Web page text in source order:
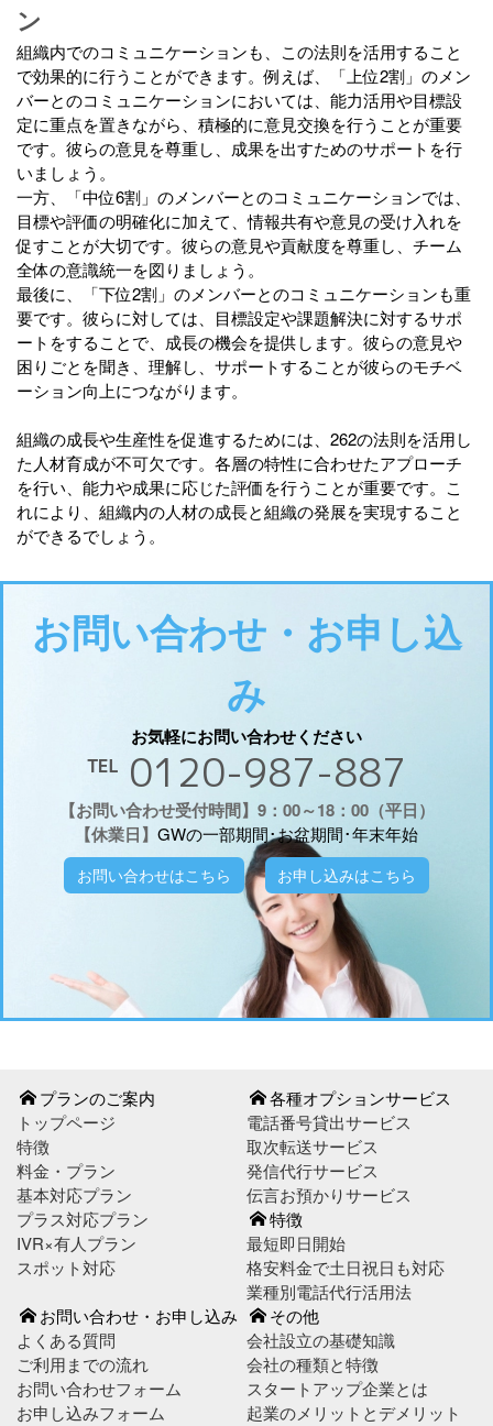
ン
組織内でのコミュニケーションも、この法則を活用すること
で効果的に行うことができます。例えば、「上位2割」のメン
バーとのコミュニケーションにおいては、能力活用や目標設
定に重点を置きながら、積極的に意見交換を行うことが重要
です。彼らの意見を尊重し、成果を出すためのサポートを行
いましょう。
一方、「中位6割」のメンバーとのコミュニケーションでは、
目標や評価の明確化に加えて、情報共有や意見の受け入れを
促すことが大切です。彼らの意見や貢献度を尊重し、チーム
全体の意識統一を図りましょう。
最後に、「下位2割」のメンバーとのコミュニケーションも重
要です。彼らに対しては、目標設定や課題解決に対するサポ
ートをすることで、成長の機会を提供します。彼らの意見や
困りごとを聞き、理解し、サポートすることが彼らのモチベ
ーション向上につながります。
組織の成長や生産性を促進するためには、262の法則を活用し
た人材育成が不可欠です。各層の特性に合わせたアプローチ
を行い、能力や成果に応じた評価を行うことが重要です。こ
れにより、組織内の人材の成長と組織の発展を実現すること
ができるでしょう。
お問い合わせ・お申し込
み
お気軽にお問い合わせください
℡ 0120-987-887
【お問い合わせ受付時間】9：00～18：00（平日）
【休業日】 GWの一部期間･お盆期間･年末年始
お問い合わせはこちら お申し込みはこちら
プランのご案内
トップページ
特徴
料金・プラン
基本対応プラン
プラス対応プラン
IVR×有人プラン
スポット対応
各種オプションサービス
電話番号貸出サービス
取次転送サービス
発信代行サービス
伝言お預かりサービス
特徴
最短即日開始
格安料金で土日祝日も対応
業種別電話代行活用法
お問い合わせ・お申し込み
よくある質問
ご利用までの流れ
お問い合わせフォーム
お申し込みフォーム
その他
会社設立の基礎知識
会社の種類と特徴
スタートアップ企業とは
起業のメリットとデメリット